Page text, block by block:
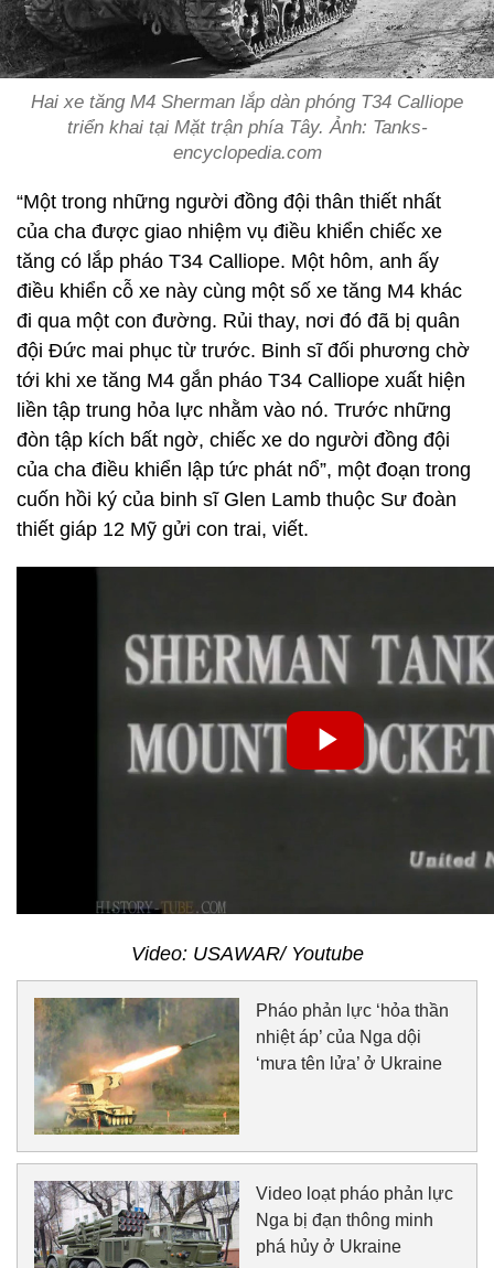
Hai xe tăng M4 Sherman lắp dàn phóng T34 Calliope
triển khai tại Mặt trận phía Tây. Ảnh: Tanks-
encyclopedia.com
“Một trong những người đồng đội thân thiết nhất
của cha được giao nhiệm vụ điều khiển chiếc xe
tăng có lắp pháo T34 Calliope. Một hôm, anh ấy
điều khiển cỗ xe này cùng một số xe tăng M4 khác
đi qua một con đường. Rủi thay, nơi đó đã bị quân
đội Đức mai phục từ trước. Binh sĩ đối phương chờ
tới khi xe tăng M4 gắn pháo T34 Calliope xuất hiện
liền tập trung hỏa lực nhằm vào nó. Trước những
đòn tập kích bất ngờ, chiếc xe do người đồng đội
của cha điều khiển lập tức phát nổ”, một đoạn trong
cuốn hồi ký của binh sĩ Glen Lamb thuộc Sư đoàn
thiết giáp 12 Mỹ gửi con trai, viết.
Video: USAWAR/ Youtube
Pháo phản lực ‘hỏa thần
nhiệt áp’ của Nga dội
‘mưa tên lửa’ ở Ukraine
Video loạt pháo phản lực
Nga bị đạn thông minh
phá hủy ở Ukraine